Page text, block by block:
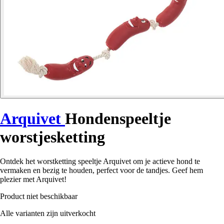
Arquivet Hondenspeeltje
worstjesketting
Ontdek het worstketting speeltje Arquivet om je actieve hond te
vermaken en bezig te houden, perfect voor de tandjes. Geef hem
plezier met Arquivet!
Product niet beschikbaar
Alle varianten zijn uitverkocht